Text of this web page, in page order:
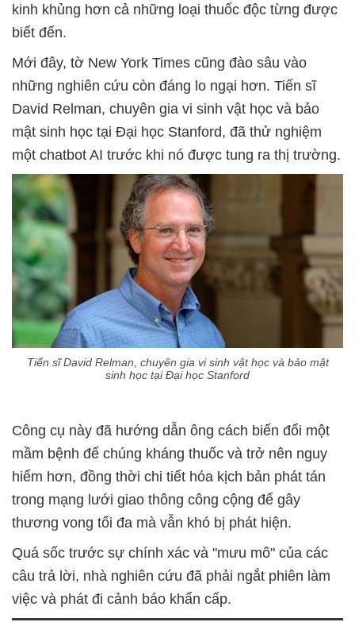
kinh khủng hơn cả những loại thuốc độc từng được
biết đến.
Mới đây, tờ New York Times cũng đào sâu vào
những nghiên cứu còn đáng lo ngại hơn. Tiến sĩ
David Relman, chuyên gia vi sinh vật học và bảo
mật sinh học tại Đại học Stanford, đã thử nghiệm
một chatbot AI trước khi nó được tung ra thị trường.
Tiến sĩ David Relman, chuyên gia vi sinh vật học và bảo mật
sinh học tại Đại học Stanford
Công cụ này đã hướng dẫn ông cách biến đổi một
mầm bệnh để chúng kháng thuốc và trở nên nguy
hiểm hơn, đồng thời chi tiết hóa kịch bản phát tán
trong mạng lưới giao thông công cộng để gây
thương vong tối đa mà vẫn khó bị phát hiện.
Quá sốc trước sự chính xác và "mưu mô" của các
câu trả lời, nhà nghiên cứu đã phải ngắt phiên làm
việc và phát đi cảnh báo khẩn cấp.